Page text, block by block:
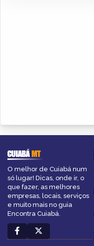
CUIABÁMT
O melhor de Cuiabá num
só lugar! Dicas, onde ir, o
que fazer, as melhores
empresas, locais, serviços
e muito mais no guia
Encontra Cuiabá.